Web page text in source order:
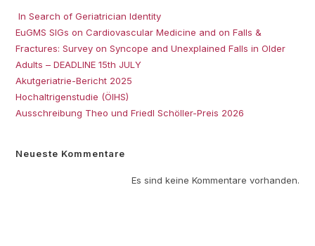
In Search of Geriatrician Identity
EuGMS SIGs on Cardiovascular Medicine and on Falls &
Fractures: Survey on Syncope and Unexplained Falls in Older
Adults – DEADLINE 15th JULY
Akutgeriatrie-Bericht 2025
Hochaltrigenstudie (ÖIHS)
Ausschreibung Theo und Friedl Schöller-Preis 2026
Neueste Kommentare
Es sind keine Kommentare vorhanden.